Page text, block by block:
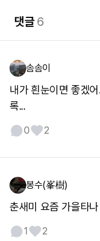
댓글6
솜솜이
내가 흰눈이면 좋겠
록...
0 2
봉수(峯樹)
춘새미 요즘 가을타
1 2